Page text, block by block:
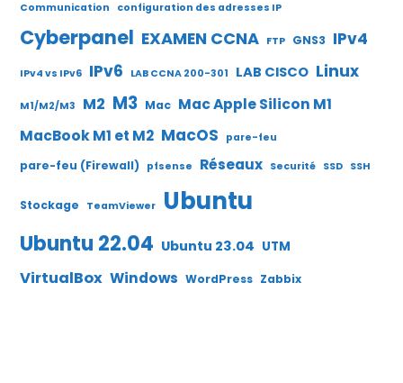
Communication
configuration des adresses IP
Cyberpanel EXAMEN CCNA FTP GNS3 IPv4
IPv4 vs IPv6 IPv6 LAB CCNA 200-301 LAB CISCO Linux
M1/M2/M3 M2 M3 Mac Mac Apple Silicon M1
MacBook M1 et M2 MacOS pare-feu
pare-feu (Firewall) pfsense Réseaux Securité SSD SSH
Stockage TeamViewer Ubuntu
Ubuntu 22.04 Ubuntu 23.04 UTM
VirtualBox Windows WordPress Zabbix